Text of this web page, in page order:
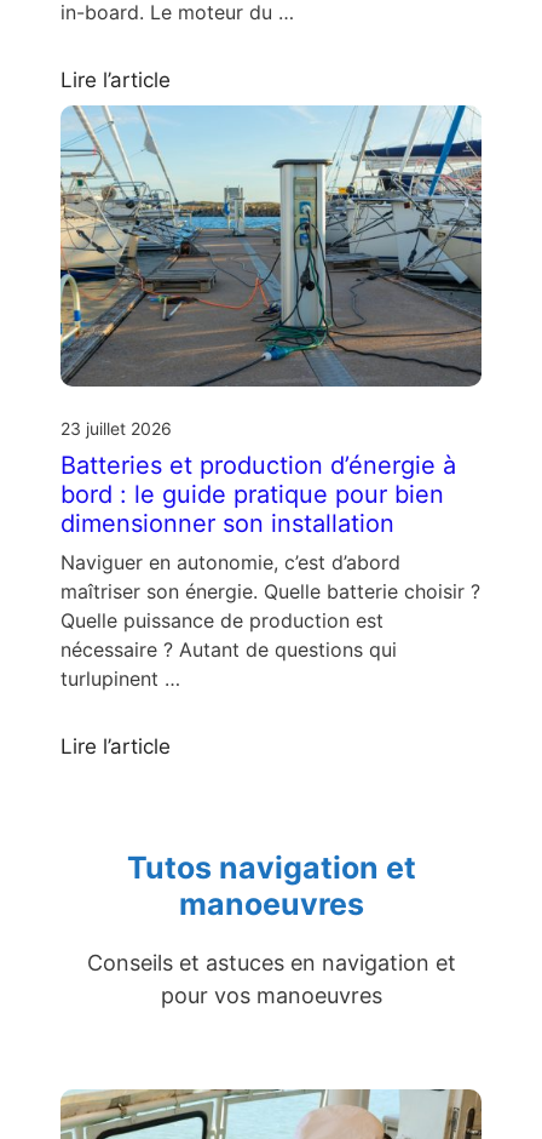
in-board. Le moteur du …
Lire l’article
23 juillet 2026
Batteries et production d’énergie à
bord : le guide pratique pour bien
dimensionner son installation
Naviguer en autonomie, c’est d’abord
maîtriser son énergie. Quelle batterie choisir ?
Quelle puissance de production est
nécessaire ? Autant de questions qui
turlupinent …
Lire l’article
Tutos navigation et
manoeuvres
Conseils et astuces en navigation et
pour vos manoeuvres